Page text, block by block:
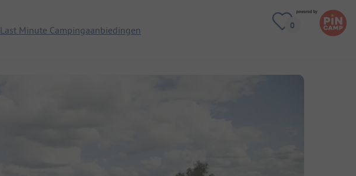
Last Minute Campingaanbiedingen